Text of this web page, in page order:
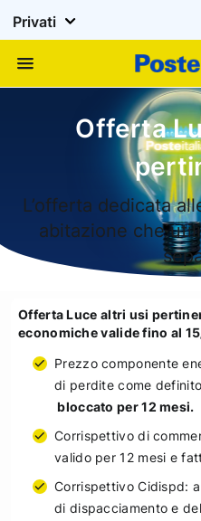
Privati
Italiane
Offerta
L’offerta dedicata
abitazione che
Offerta Luce altri usi
economiche valide fino al
Prezzo componente
di perdite come definito
bloccato per 12 mesi.
Corrispettivo di
valido per 12 mesi e
Corrispettivo Cidispd:
di dispacciamento e